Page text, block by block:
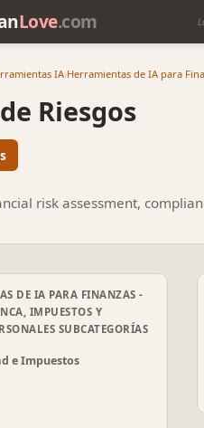
Love.com
IA›Herramientas de IA para
Riesgos
risk assessment,
DE IA PARA FINANZAS -
IMPUESTOS Y
SUBCATEGORÍAS
e Impuestos